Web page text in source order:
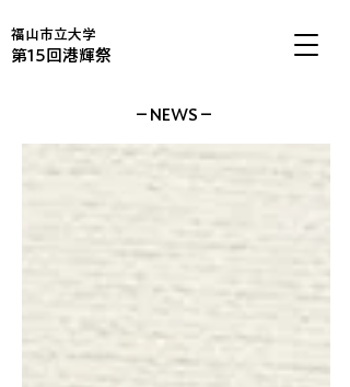
福山市立大学
第15回港輝祭
​－NEWS－